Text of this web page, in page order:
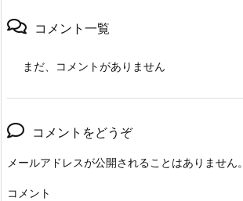
コメント一覧
まだ、コメントがありません
コメントをどうぞ
メールアドレスが公開されることはありません。
コメント